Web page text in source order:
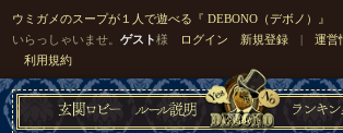
ウミガメのスープが１人で遊べる『 DEBONO（デボノ）』
いらっしゃいませ。ゲスト様 ログイン 新規登録 |運営
利用規約